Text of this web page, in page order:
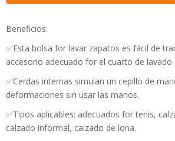
Beneficios:
✅Esta bolsa for lavar zapatos es fácil de
accesorio adecuado for el cuarto de lavado.
✅Cerdas internas simulan un cepillo de
deformaciones sin usar las manos.
✅Tipos aplicables: adecuados for tenis,
calzado informal, calzado de lona.